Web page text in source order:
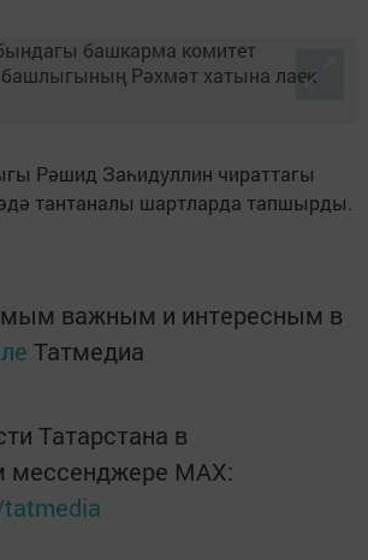
Рәшид Заһидуллин чираттагы
тантаналы шартларда тапшырды.
важным и интересным в
Татмедиа
Татарстана в
мессенджере MАХ: